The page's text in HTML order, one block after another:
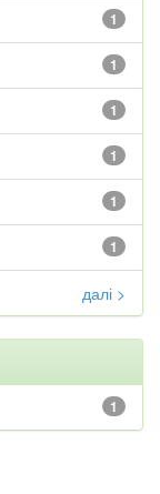
1
1
1
1
1
1
далі >
1